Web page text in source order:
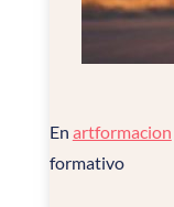
En artformacion
formativo